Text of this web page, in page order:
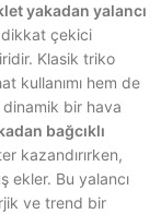
yakadan yalancı
dikkat çekici
Klasik triko
kullanımı hem de
bir hava
bağcıklı
kazandırırken,
ekler. Bu yalancı
ve trend bir